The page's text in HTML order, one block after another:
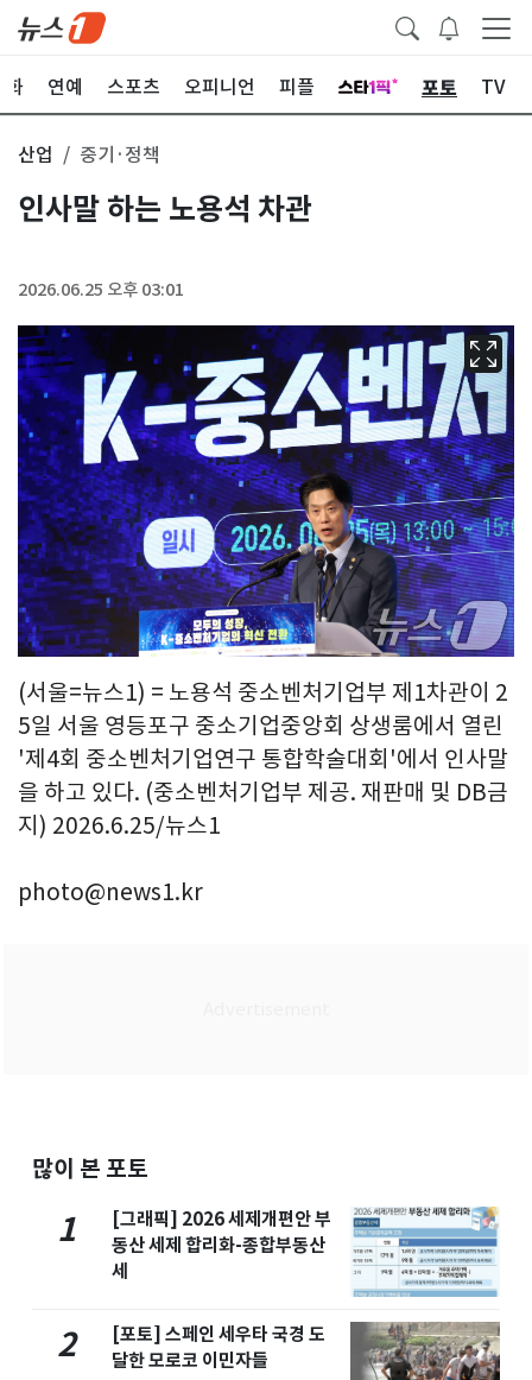
화 연예 스포츠 오피니언 피플 포토 TV
산업 중기·정책
인사말 하는 노용석 차관
2026.06.25 오후 03:01
(서울=뉴스1) = 노용석 중소벤처기업부 제1차관이 2
5일 서울 영등포구 중소기업중앙회 상생룸에서 열린
'제4회 중소벤처기업연구 통합학술대회'에서 인사말
을 하고 있다. (중소벤처기업부 제공. 재판매 및 DB금
지) 2026.6.25/뉴스1
photo@news1.kr
많이 본 포토
1
[그래픽] 2026 세제개편안 부
동산 세제 합리화-종합부동산
세
2
[포토] 스페인 세우타 국경 도
달한 모로코 이민자들